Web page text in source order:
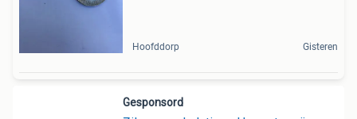
Hoofddorp Gisteren